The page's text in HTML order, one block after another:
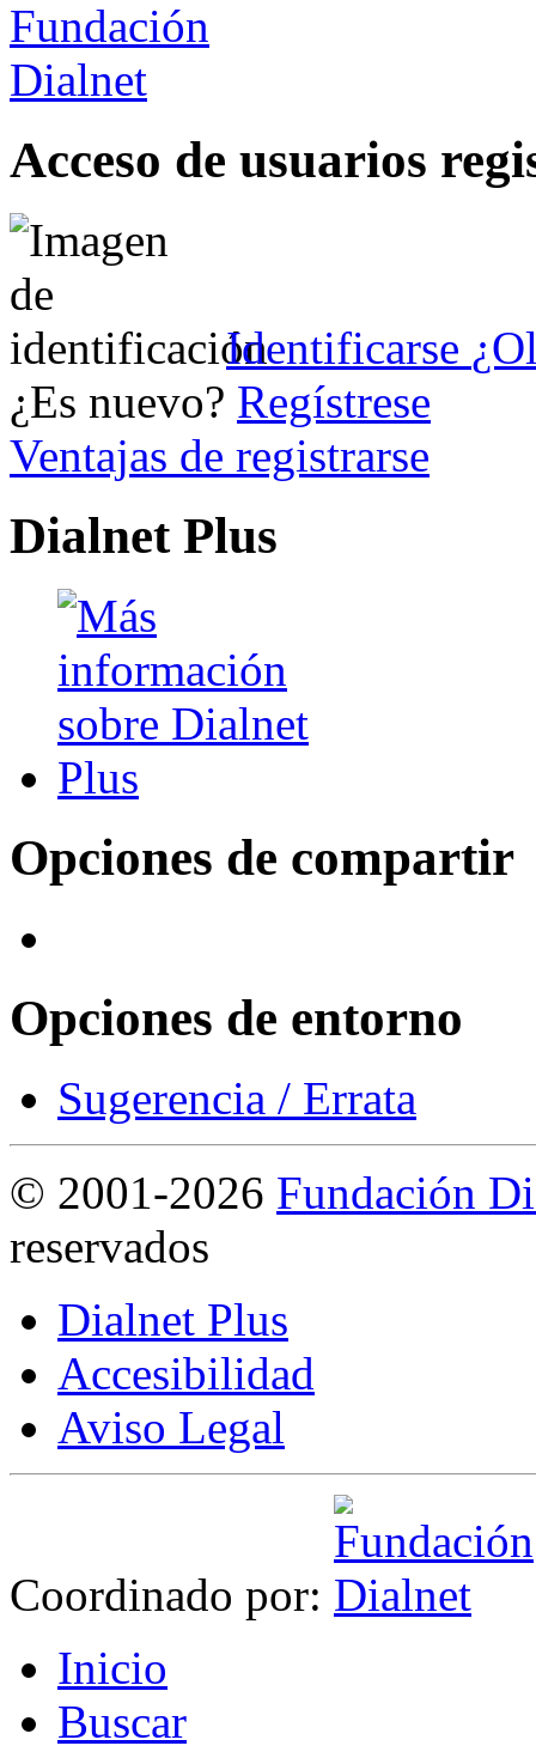
Acceso de usuarios
Identificarse
¿Es nuevo? Regístrese
Ventajas de registrarse
Dialnet Plus
Opciones de compartir
Opciones de entorno
Sugerencia / Errata
© 2001-2026 Fundación
reservados
Dialnet Plus
Accesibilidad
Aviso Legal
Coordinado por:
Inicio
Buscar